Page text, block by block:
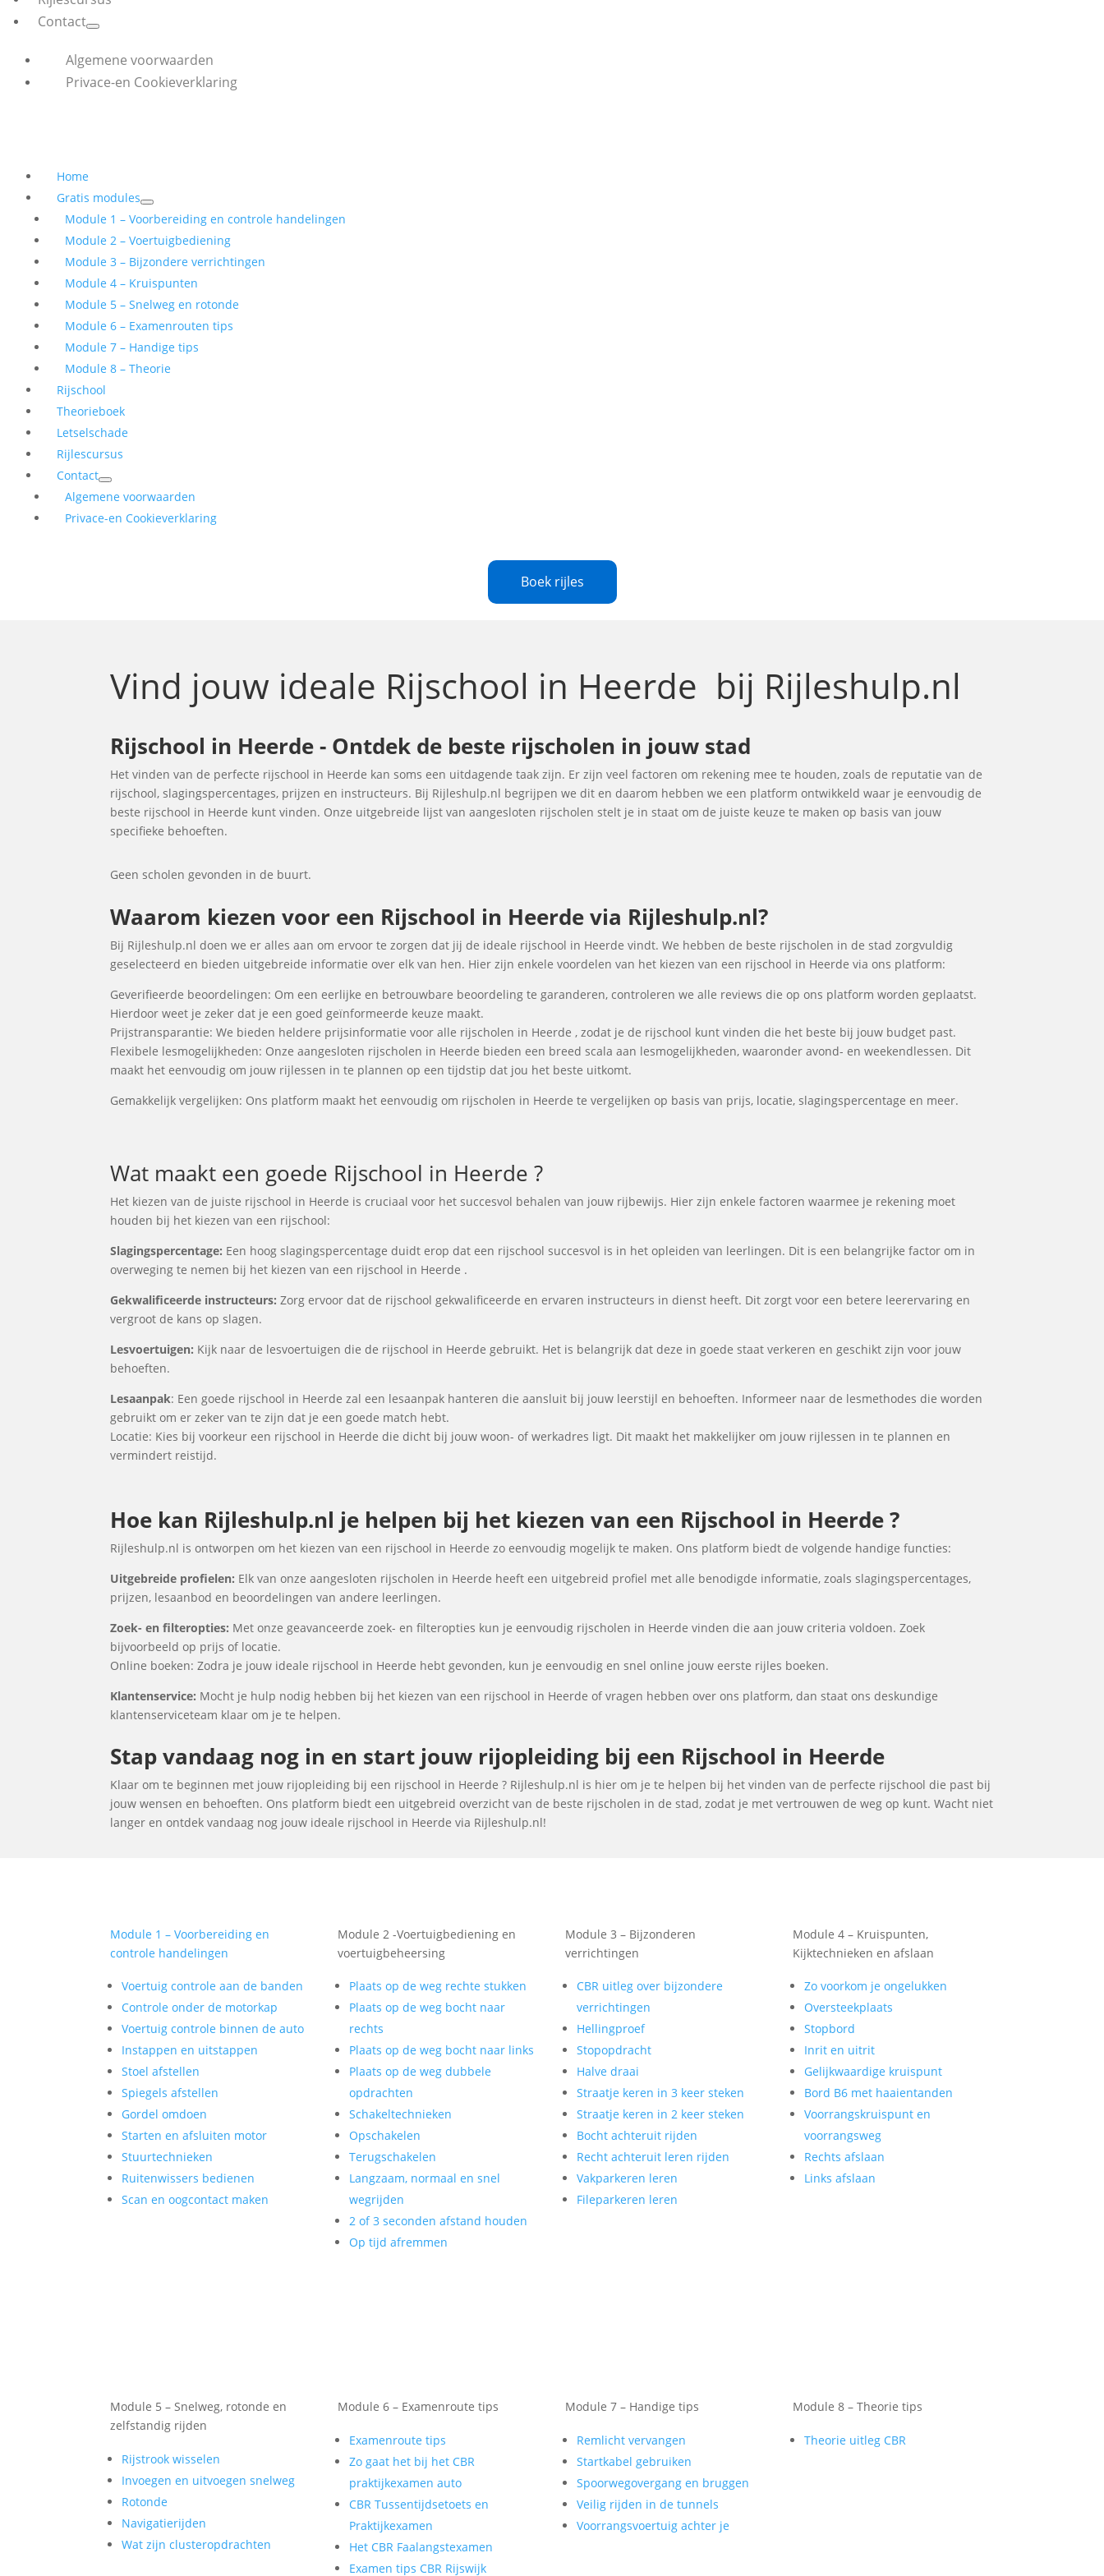
Contact
Algemene voorwaarden
Privace-en Cookieverklaring
Home
Gratis modules
Module 1 – Voorbereiding en controle handelingen
Module 2 – Voertuigbediening
Module 3 – Bijzondere verrichtingen
Module 4 – Kruispunten
Module 5 – Snelweg en rotonde
Module 6 – Examenrouten tips
Module 7 – Handige tips
Module 8 – Theorie
Rijschool
Theorieboek
Letselschade
Rijlescursus
Contact
Algemene voorwaarden
Privace-en Cookieverklaring
Boek rijles
Vind jouw ideale Rijschool in Heerde bij Rijleshulp.nl
Rijschool in Heerde - Ontdek de beste rijscholen in jouw stad
Het vinden van de perfecte rijschool in Heerde kan soms een uitdagende taak zijn. Er zijn veel factoren om rekening mee te houden, zoals de reputatie van de
rijschool, slagingspercentages, prijzen en instructeurs. Bij Rijleshulp.nl begrijpen we dit en daarom hebben we een platform ontwikkeld waar je eenvoudig de
beste rijschool in Heerde kunt vinden. Onze uitgebreide lijst van aangesloten rijscholen stelt je in staat om de juiste keuze te maken op basis van jouw
specifieke behoeften.
Geen scholen gevonden in de buurt.
Waarom kiezen voor een Rijschool in Heerde via Rijleshulp.nl?
Bij Rijleshulp.nl doen we er alles aan om ervoor te zorgen dat jij de ideale rijschool in Heerde vindt. We hebben de beste rijscholen in de stad zorgvuldig
geselecteerd en bieden uitgebreide informatie over elk van hen. Hier zijn enkele voordelen van het kiezen van een rijschool in Heerde via ons platform:
Geverifieerde beoordelingen: Om een eerlijke en betrouwbare beoordeling te garanderen, controleren we alle reviews die op ons platform worden geplaatst.
Hierdoor weet je zeker dat je een goed geïnformeerde keuze maakt.
Prijstransparantie: We bieden heldere prijsinformatie voor alle rijscholen in Heerde , zodat je de rijschool kunt vinden die het beste bij jouw budget past.
Flexibele lesmogelijkheden: Onze aangesloten rijscholen in Heerde bieden een breed scala aan lesmogelijkheden, waaronder avond- en weekendlessen. Dit
maakt het eenvoudig om jouw rijlessen in te plannen op een tijdstip dat jou het beste uitkomt.
Gemakkelijk vergelijken: Ons platform maakt het eenvoudig om rijscholen in Heerde te vergelijken op basis van prijs, locatie, slagingspercentage en meer.
Wat maakt een goede Rijschool in Heerde ?
Het kiezen van de juiste rijschool in Heerde is cruciaal voor het succesvol behalen van jouw rijbewijs. Hier zijn enkele factoren waarmee je rekening moet
houden bij het kiezen van een rijschool:
Slagingspercentage: Een hoog slagingspercentage duidt erop dat een rijschool succesvol is in het opleiden van leerlingen. Dit is een belangrijke factor om in
overweging te nemen bij het kiezen van een rijschool in Heerde .
Gekwalificeerde instructeurs: Zorg ervoor dat de rijschool gekwalificeerde en ervaren instructeurs in dienst heeft. Dit zorgt voor een betere leerervaring en
vergroot de kans op slagen.
Lesvoertuigen: Kijk naar de lesvoertuigen die de rijschool in Heerde gebruikt. Het is belangrijk dat deze in goede staat verkeren en geschikt zijn voor jouw
behoeften.
Lesaanpak: Een goede rijschool in Heerde zal een lesaanpak hanteren die aansluit bij jouw leerstijl en behoeften. Informeer naar de lesmethodes die worden
gebruikt om er zeker van te zijn dat je een goede match hebt.
Locatie: Kies bij voorkeur een rijschool in Heerde die dicht bij jouw woon- of werkadres ligt. Dit maakt het makkelijker om jouw rijlessen in te plannen en
vermindert reistijd.
Hoe kan Rijleshulp.nl je helpen bij het kiezen van een Rijschool in Heerde ?
Rijleshulp.nl is ontworpen om het kiezen van een rijschool in Heerde zo eenvoudig mogelijk te maken. Ons platform biedt de volgende handige functies:
Uitgebreide profielen: Elk van onze aangesloten rijscholen in Heerde heeft een uitgebreid profiel met alle benodigde informatie, zoals slagingspercentages,
prijzen, lesaanbod en beoordelingen van andere leerlingen.
Zoek- en filteropties: Met onze geavanceerde zoek- en filteropties kun je eenvoudig rijscholen in Heerde vinden die aan jouw criteria voldoen. Zoek
bijvoorbeeld op prijs of locatie.
Online boeken: Zodra je jouw ideale rijschool in Heerde hebt gevonden, kun je eenvoudig en snel online jouw eerste rijles boeken.
Klantenservice: Mocht je hulp nodig hebben bij het kiezen van een rijschool in Heerde of vragen hebben over ons platform, dan staat ons deskundige
klantenserviceteam klaar om je te helpen.
Stap vandaag nog in en start jouw rijopleiding bij een Rijschool in Heerde
Klaar om te beginnen met jouw rijopleiding bij een rijschool in Heerde ? Rijleshulp.nl is hier om je te helpen bij het vinden van de perfecte rijschool die past bij
jouw wensen en behoeften. Ons platform biedt een uitgebreid overzicht van de beste rijscholen in de stad, zodat je met vertrouwen de weg op kunt. Wacht niet
langer en ontdek vandaag nog jouw ideale rijschool in Heerde via Rijleshulp.nl!
Module 1 – Voorbereiding en
controle handelingen
Voertuig controle aan de banden
Controle onder de motorkap
Voertuig controle binnen de auto
Instappen en uitstappen
Stoel afstellen
Spiegels afstellen
Gordel omdoen
Starten en afsluiten motor
Stuurtechnieken
Ruitenwissers bedienen
Scan en oogcontact maken
Module 2 -Voertuigbediening en
voertuigbeheersing
Plaats op de weg rechte stukken
Plaats op de weg bocht naar
rechts
Plaats op de weg bocht naar links
Plaats op de weg dubbele
opdrachten
Schakeltechnieken
Opschakelen
Terugschakelen
Langzaam, normaal en snel
wegrijden
2 of 3 seconden afstand houden
Op tijd afremmen
Module 3 – Bijzonderen
verrichtingen
CBR uitleg over bijzondere
verrichtingen
Hellingproef
Stopopdracht
Halve draai
Straatje keren in 3 keer steken
Straatje keren in 2 keer steken
Bocht achteruit rijden
Recht achteruit leren rijden
Vakparkeren leren
Fileparkeren leren
Module 4 – Kruispunten,
Kijktechnieken en afslaan
Zo voorkom je ongelukken
Oversteekplaats
Stopbord
Inrit en uitrit
Gelijkwaardige kruispunt
Bord B6 met haaientanden
Voorrangskruispunt en
voorrangsweg
Rechts afslaan
Links afslaan
Module 5 – Snelweg, rotonde en
zelfstandig rijden
Rijstrook wisselen
Invoegen en uitvoegen snelweg
Rotonde
Navigatierijden
Wat zijn clusteropdrachten
Module 6 – Examenroute tips
Examenroute tips
Zo gaat het bij het CBR
praktijkexamen auto
CBR Tussentijdsetoets en
Praktijkexamen
Het CBR Faalangstexamen
Examen tips CBR Rijswijk
Module 7 – Handige tips
Remlicht vervangen
Startkabel gebruiken
Spoorwegovergang en bruggen
Veilig rijden in de tunnels
Voorrangsvoertuig achter je
Module 8 – Theorie tips
Theorie uitleg CBR